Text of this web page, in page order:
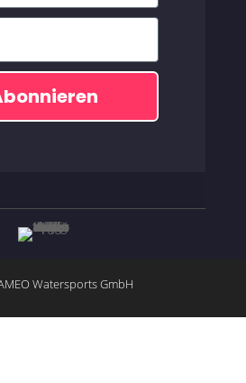
Watersports GmbH